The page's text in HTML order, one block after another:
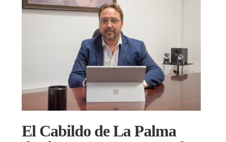
El Cabildo de La Palma